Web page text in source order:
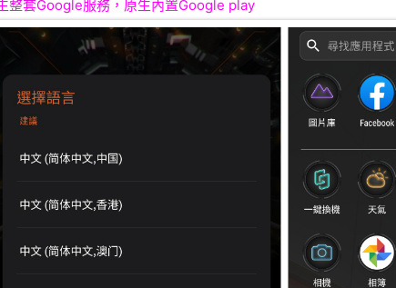
整套Google服務，原生內置Google play